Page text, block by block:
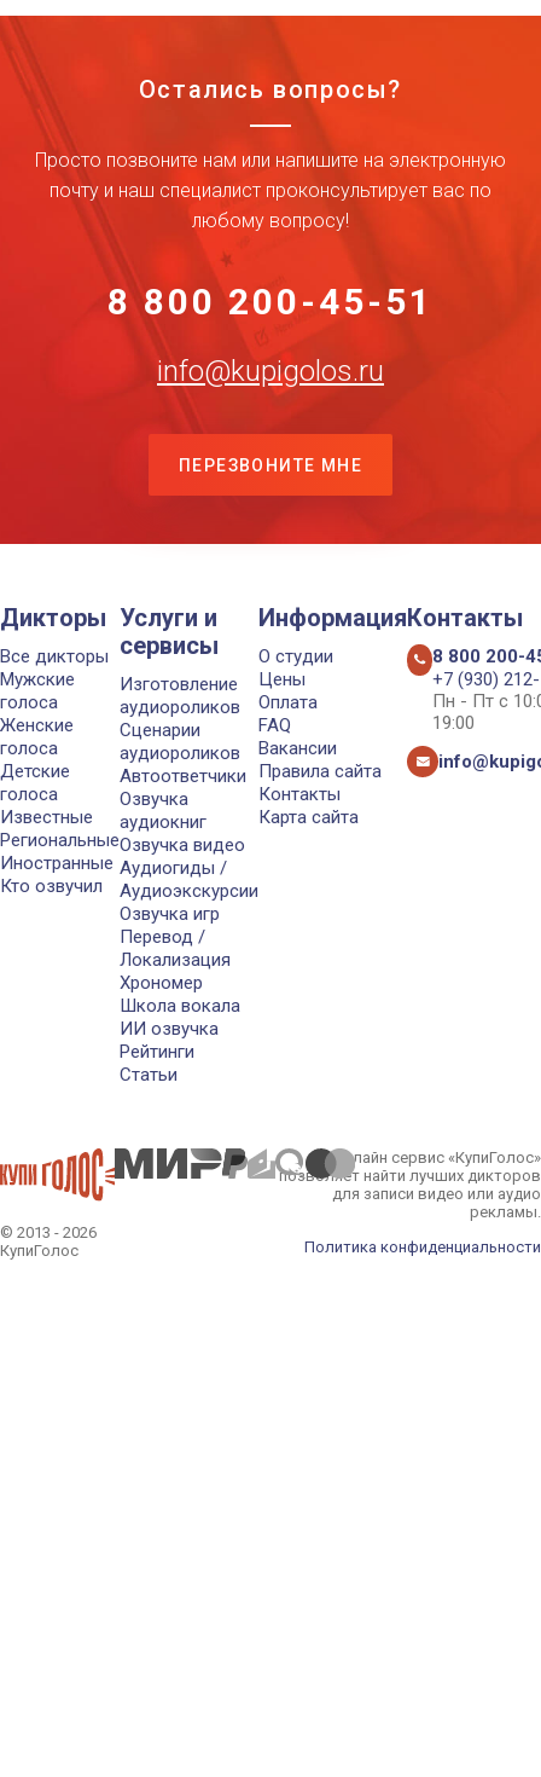
Остались вопросы?
Просто позвоните нам или напишите на электронную
почту и наш специалист проконсультирует вас по
любому вопросу!
8 800 200-45-51
info@kupigolos.ru
ПЕРЕЗВОНИТЕ МНЕ
Дикторы
Все дикторы
Мужские
голоса
Женские
голоса
Детские
голоса
Известные
Региональные
Иностранные
Кто озвучил
Услуги и
сервисы
Изготовление
аудиороликов
Сценарии
аудиороликов
Автоответчики
Озвучка
аудиокниг
Озвучка видео
Аудиогиды /
Аудиоэкскурсии
Озвучка игр
Перевод /
Локализация
Хрономер
Школа вокала
ИИ озвучка
Рейтинги
Статьи
Информация
О студии
Цены
Оплата
FAQ
Вакансии
Правила сайта
Контакты
Карта сайта
Контакты
8 800 200-
+7 (930)
Пн - Пт с
19:00
© 2013 - 2026
КупиГолос
Онлайн сервис «КупиГолос»
позволяет найти лучших дикторов
для записи видео или аудио
рекламы.
Политика конфиденциальности